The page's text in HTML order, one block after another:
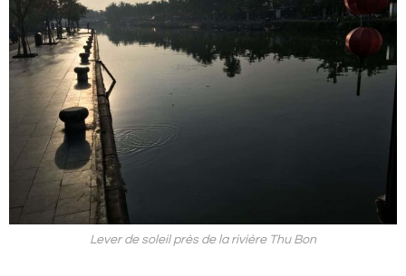
Lever de soleil près de la rivière Thu Bon